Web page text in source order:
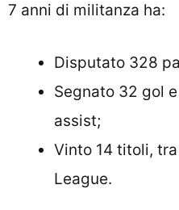
7 anni di militanza ha:
Disputato 328
Segnato 32 gol
assist;
Vinto 14 titoli,
League.